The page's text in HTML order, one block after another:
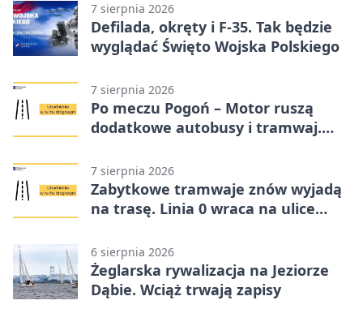
7 sierpnia 2026
Defilada, okręty i F-35. Tak będzie
wyglądać Święto Wojska Polskiego
7 sierpnia 2026
Po meczu Pogoń – Motor ruszą
dodatkowe autobusy i tramwaj.
7 sierpnia 2026
Zabytkowe tramwaje znów wyjadą
na trasę. Linia 0 wraca na ulice
6 sierpnia 2026
Żeglarska rywalizacja na Jeziorze
Dąbie. Wciąż trwają zapisy